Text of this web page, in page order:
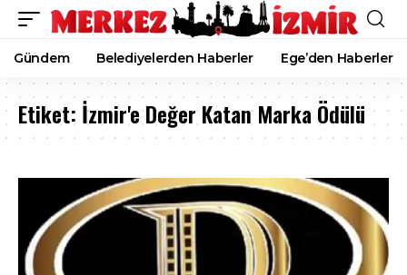
Gündem Belediyelerden Haberler Ege’den Haberler
Etiket: İzmir'e Değer Katan Marka Ödülü